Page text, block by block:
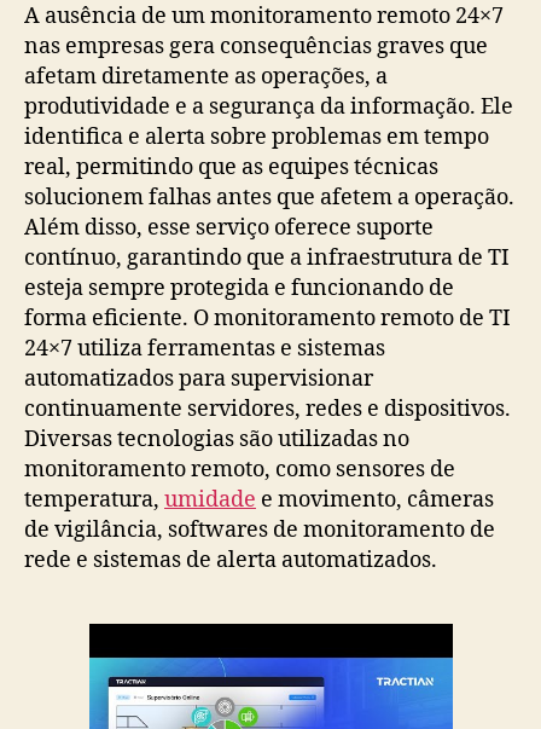
A ausência de um monitoramento remoto 24×7
nas empresas gera consequências graves que
afetam diretamente as operações, a
produtividade e a segurança da informação. Ele
identifica e alerta sobre problemas em tempo
real, permitindo que as equipes técnicas
solucionem falhas antes que afetem a operação.
Além disso, esse serviço oferece suporte
contínuo, garantindo que a infraestrutura de TI
esteja sempre protegida e funcionando de
forma eficiente. O monitoramento remoto de TI
24×7 utiliza ferramentas e sistemas
automatizados para supervisionar
continuamente servidores, redes e dispositivos.
Diversas tecnologias são utilizadas no
monitoramento remoto, como sensores de
temperatura, umidade e movimento, câmeras
de vigilância, softwares de monitoramento de
rede e sistemas de alerta automatizados.